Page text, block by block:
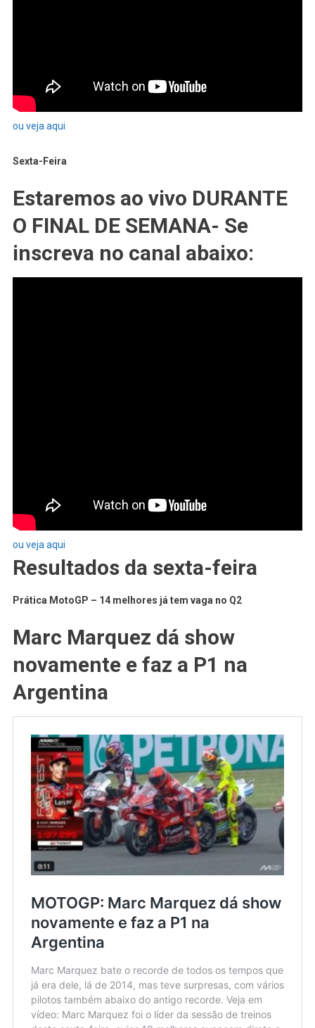
ou veja aqui
Sexta-Feira
Estaremos ao vivo DURANTE
O FINAL DE SEMANA- Se
inscreva no canal abaixo:
ou veja aqui
Resultados da sexta-feira
Prática MotoGP – 14 melhores já tem vaga no Q2
Marc Marquez dá show
novamente e faz a P1 na
Argentina